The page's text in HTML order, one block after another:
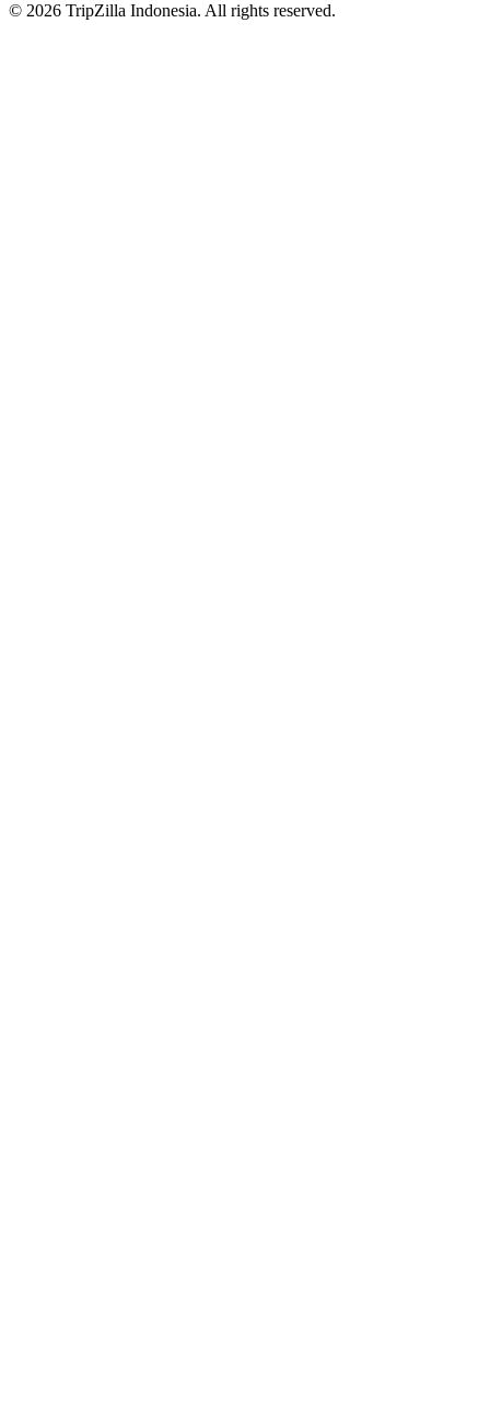
© 2026 TripZilla Indonesia. All rights reserved.